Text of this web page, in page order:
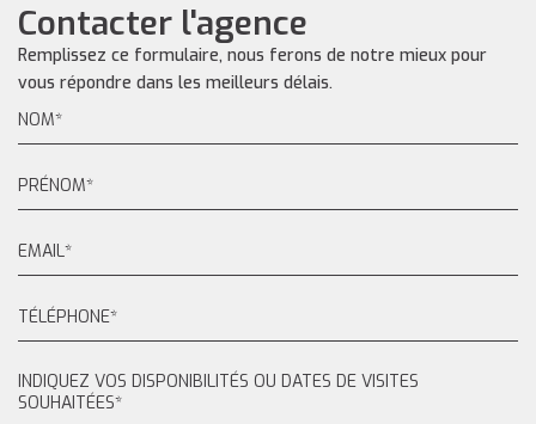
Contacter l'agence
Remplissez ce formulaire, nous ferons de notre mieux pour
vous répondre dans les meilleurs délais.